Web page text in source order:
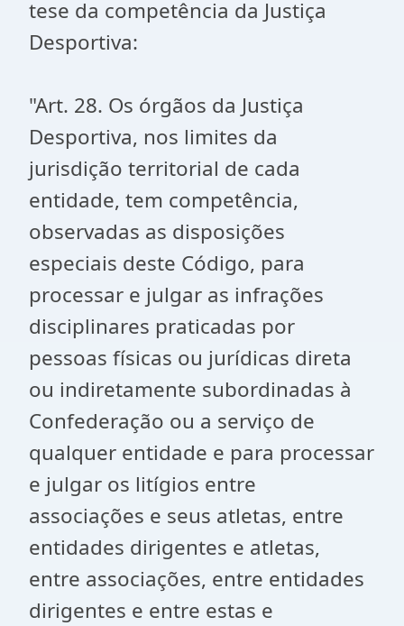
tese da competência da Justiça
Desportiva:
"Art. 28. Os órgãos da Justiça
Desportiva, nos limites da
jurisdição territorial de cada
entidade, tem competência,
observadas as disposições
especiais deste Código, para
processar e julgar as infrações
disciplinares praticadas por
pessoas físicas ou jurídicas direta
ou indiretamente subordinadas à
Confederação ou a serviço de
qualquer entidade e para processar
e julgar os litígios entre
associações e seus atletas, entre
entidades dirigentes e atletas,
entre associações, entre entidades
dirigentes e entre estas e